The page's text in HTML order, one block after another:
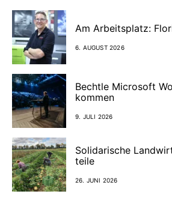
Am Arbeitsplatz:
6. AUGUST 2026
Bechtle Microsoft
kommen
9. JULI 2026
Solidarische
teile
26. JUNI 2026